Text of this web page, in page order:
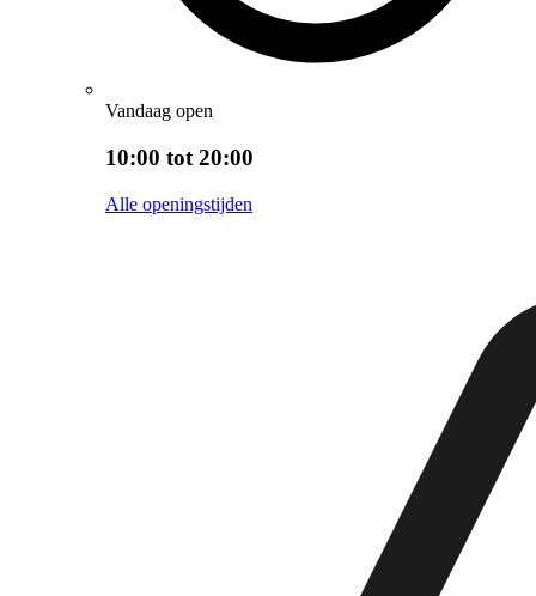
Vandaag open
10:00 tot 20:00
Alle openingstijden